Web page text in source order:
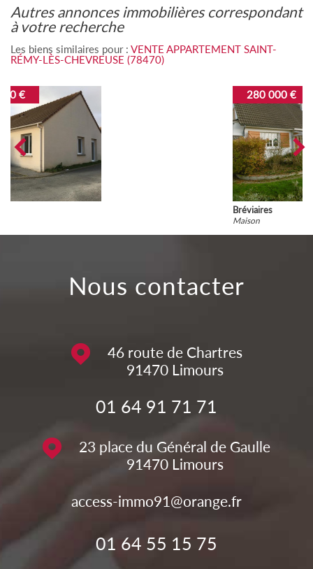
autres annonces immobilières correspondant
à votre recherche
Les biens similaires pour : VENTE APPARTEMENT SAINT-
RÉMY-LÈS-CHEVREUSE (78470)
nous contacter
46 route de Chartres
91470 Limours
01 64 91 71 71
23 place du Général de Gaulle
91470 Limours
access-immo91@orange.fr
01 64 55 15 75